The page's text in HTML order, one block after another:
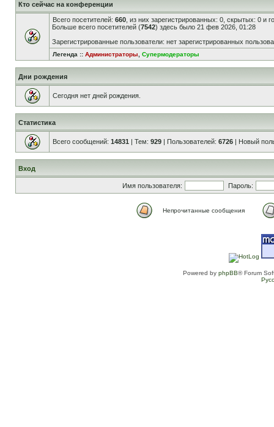
Кто сейчас на конференции
Всего посетителей: 660 , из них зарегистрированных: 0, скрытых: 0 и
Больше всего посетителей (7542) здесь было 21 фев 2026, 01:28
Зарегистрированные пользователи: нет зарегистрированных
Легенда :: Администраторы Супермодераторы
Дни рождения
Сегодня нет дней рождения.
Статистика
Всего сообщений: 14831 | Тем: 929 | Пользователей: 6726 | Новый
Вход
Имя пользователя: Пароль:
Непрочитанные сообщения
Powered by phpBB® Forum